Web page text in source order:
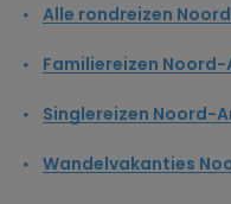
Alle rondreizen
Familiereizen Noord-
Singlereizen Noord-
Wandelvakanties